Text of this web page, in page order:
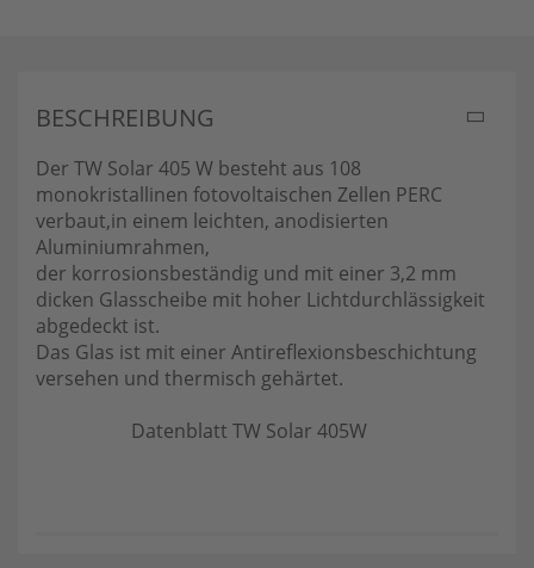
BESCHREIBUNG
Der TW Solar 405 W besteht aus 108
monokristallinen fotovoltaischen Zellen PERC
verbaut,in einem leichten, anodisierten
Aluminiumrahmen,
der korrosionsbeständig und mit einer 3,2 mm
dicken Glasscheibe mit hoher Lichtdurchlässigkeit
abgedeckt ist.
Das Glas ist mit einer Antireflexionsbeschichtung
versehen und thermisch gehärtet.
Datenblatt TW Solar 405W